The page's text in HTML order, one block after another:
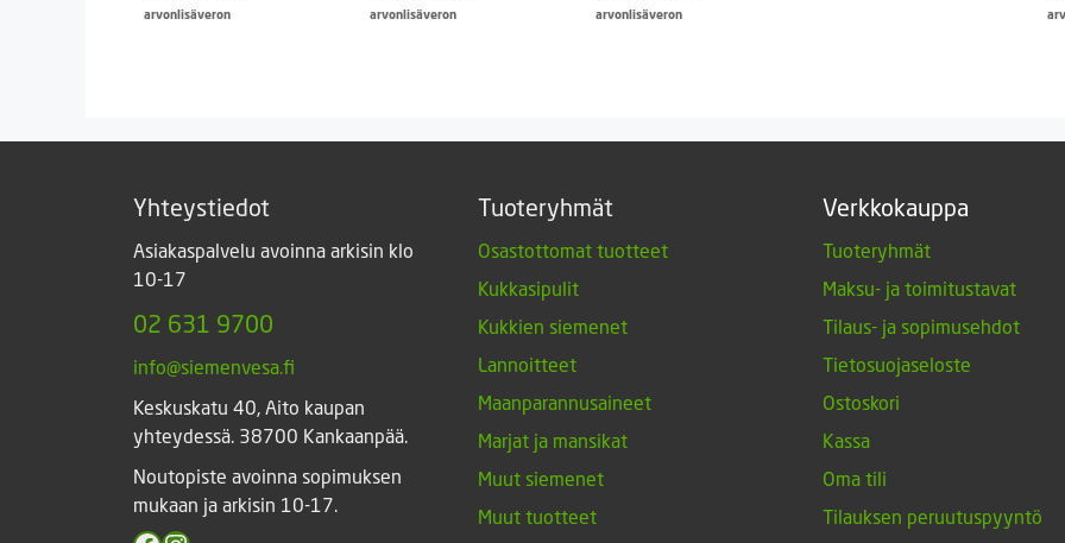
arvonlisäveron
arvonlisäveron
arvonlisäveron
Yhteystiedot
Asiakaspalvelu avoinna arkisin klo
10-17
02 631 9700
info@siemenvesa.fi
Keskuskatu 40, Aito kaupan
yhteydessä. 38700 Kankaanpää.
Noutopiste avoinna sopimuksen
mukaan ja arkisin 10-17.
Tuoteryhmät
Osastottomat tuotteet
Kukkasipulit
Kukkien siemenet
Lannoitteet
Maanparannusaineet
Marjat ja mansikat
Muut siemenet
Muut tuotteet
Verkkokauppa
Tuoteryhmät
Maksu- ja toimitustavat
Tilaus- ja sopimusehdot
Tietosuojaseloste
Ostoskori
Kassa
Oma tili
Tilauksen peruutuspyyntö